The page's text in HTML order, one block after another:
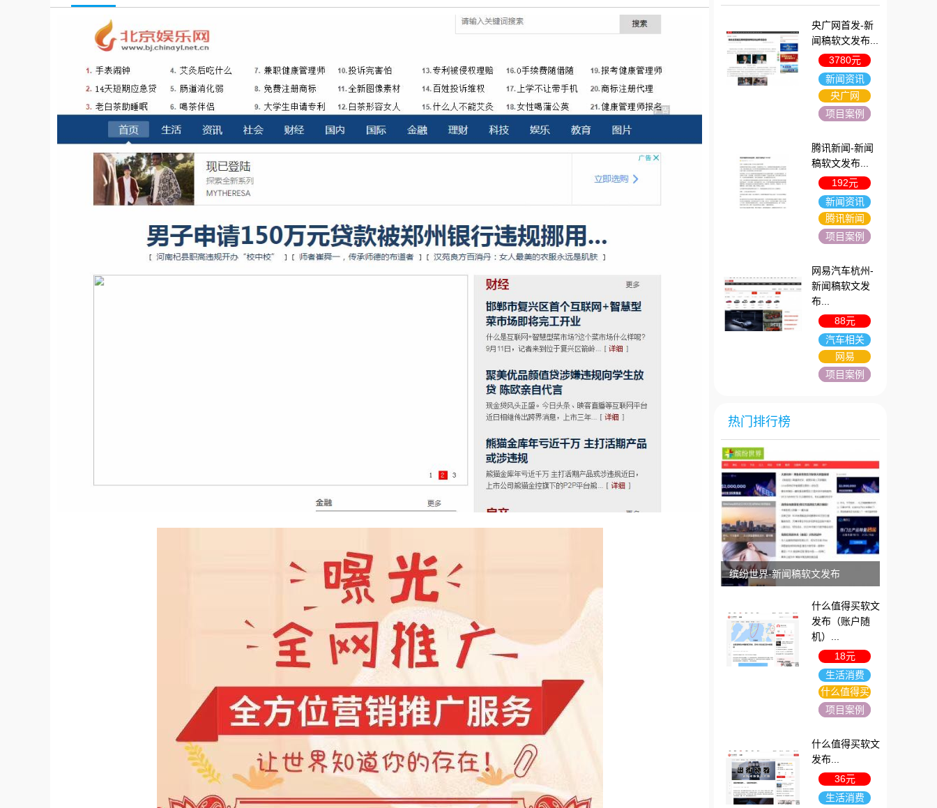
央广网首发-新
闻稿软文发布...
3780元
新闻资讯
央广网
项目案例
腾讯新闻-新闻
稿软文发布...
192元
新闻资讯
腾讯新闻
项目案例
网易汽车杭州-
新闻稿软文发
布...
88元
汽车相关
网易
项目案例
热门排行榜
缤纷世界-新闻稿软文发布
什么值得买软文
发布（账户随
机）...
18元
生活消费
什么值得买
项目案例
什么值得买软文
发布...
36元
生活消费